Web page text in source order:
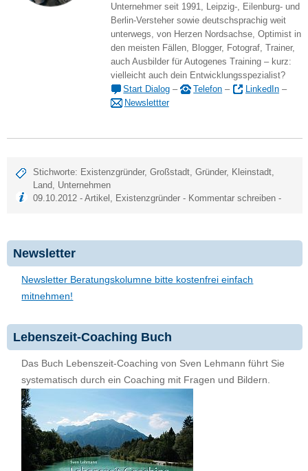
Unternehmer seit 1991, Leipzig-, Eilenburg- und
Berlin-Versteher sowie deutschsprachig weit
unterwegs, von Herzen Nordsachse, Optimist in
den meisten Fällen, Blogger, Fotograf, Trainer,
auch Ausbilder für Autogenes Training – kurz:
vielleicht auch dein Entwicklungsspezialist?
Start Dialog – Telefon – LinkedIn –
Newslettter
Stichworte: Existenzgründer,Großstadt,Gründer, Kleinstadt,
Land, Unternehmen
09.10.2012 -Artikel , Existenzgründer - Kommentar schreiben -
Newsletter
Newsletter Beratungskolumne bitte kostenfrei einfach
mitnehmen!
Lebenszeit-Coaching Buch
Das Buch Lebenszeit-Coaching von Sven Lehmann führt Sie
systematisch durch ein Coaching mit Fragen und Bildern.